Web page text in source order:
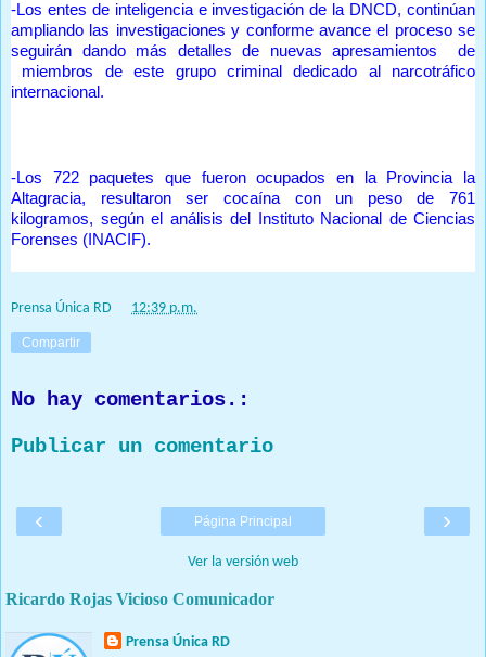
-Los entes de inteligencia e investigación de la DNCD, continúan
ampliando las investigaciones y conforme avance el proceso se
seguirán dando más detalles de nuevas apresamientos de
miembros de este grupo criminal dedicado al narcotráfico
internacional.
-Los 722 paquetes que fueron ocupados en la Provincia la
Altagracia, resultaron ser cocaína con un peso de 761
kilogramos, según el análisis del Instituto Nacional de Ciencias
Forenses (INACIF).
Prensa Única RD 12:39 p.m.
Compartir
No hay comentarios.:
Publicar un comentario
‹ ›
Página Principal
Ver la versión web
Ricardo Rojas Vicioso Comunicador
Prensa Única RD